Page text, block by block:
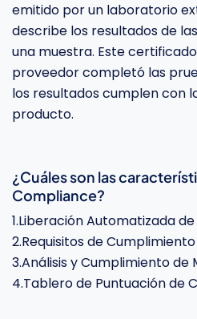
emitido por un laboratorio
describe los resultados de
una muestra. Este
proveedor completó las
los resultados cumplen con
producto.
¿Cuáles son las
Compliance?
1.Liberación Automatizada
2.Requisitos de
3.Análisis y Cumplimiento
4.Tablero de Puntuación de